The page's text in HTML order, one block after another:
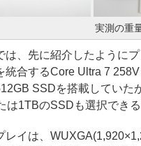
実測の重
、先に紹介したように
統合するCore Ultra 7
SSDを搭載していた
は1TBのSSDも選択できる
イは、